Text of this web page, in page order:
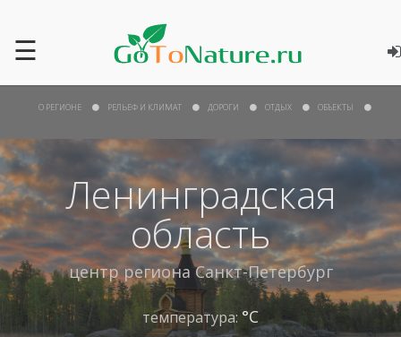
☰
Ленинградская
область
центр регионаСанкт-Петербург
температура: °С
О РЕГИОНЕ РЕЛЬЕФ И КЛИМАТ ДОРОГИ ОТДЫХ ОБЪЕКТЫ